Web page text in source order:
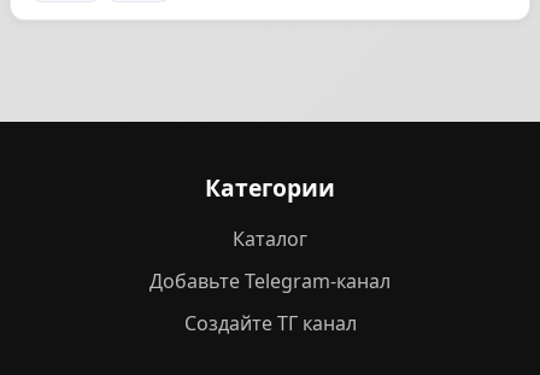
Категории
Каталог
Добавьте Telegram-канал
Создайте ТГ канал